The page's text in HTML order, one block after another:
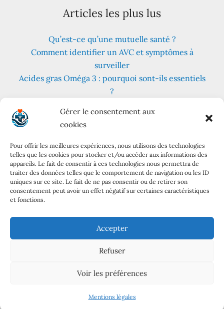
Gérer le consentement aux
cookies
Pour offrir les meilleures expériences, nous utilisons des technologies
telles que les cookies pour stocker et/ou accéder aux informations des
appareils. Le fait de consentir à ces technologies nous permettra de
traiter des données telles que le comportement de navigation ou les ID
uniques sur ce site. Le fait de ne pas consentir ou de retirer son
consentement peut avoir un effet négatif sur certaines caractéristiques
et fonctions.
Accepter
Refuser
Voir les préférences
Mentions légales
Articles les plus lus
Qu’est-ce qu’une mutuelle santé ?
Comment identifier un AVC et symptômes à
surveiller
Acides gras Oméga 3 : pourquoi sont-ils essentiels
?
quotidien ?
Les meilleures plantes pour lutter contre le stress
et l’anxiété
Régime cétogène : principes, variantes et conseils
pratiques
Mentions
À propos
Mentions légales
Politique de confidentialité
Contact
bien-etre.fr - Site créé par